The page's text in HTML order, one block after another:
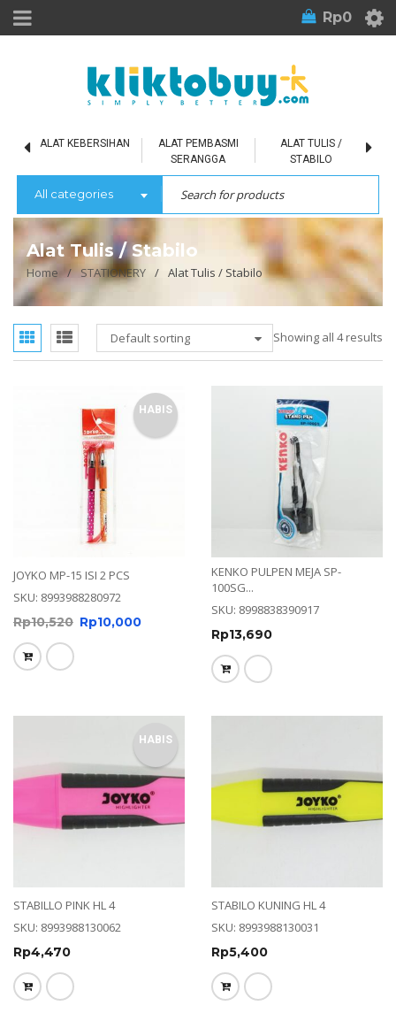
Rp0
ALAT KEBERSIHAN
ALAT PEMBASMI
SERANGGA
ALAT TULIS /
STABILO
All categories
Alat Tulis / Stabilo
Home / STATIONERY / Alat Tulis / Stabilo
Default sorting Showing all 4 results
HABIS
JOYKO MP-15 ISI 2 PCS
SKU: 8993988280972
Rp10,520 Rp10,000
KENKO PULPEN MEJA SP-
100SG...
SKU: 8998838390917
Rp13,690
HABIS
STABILLO PINK HL 4
SKU: 8993988130062
Rp4,470
STABILO KUNING HL 4
SKU: 8993988130031
Rp5,400